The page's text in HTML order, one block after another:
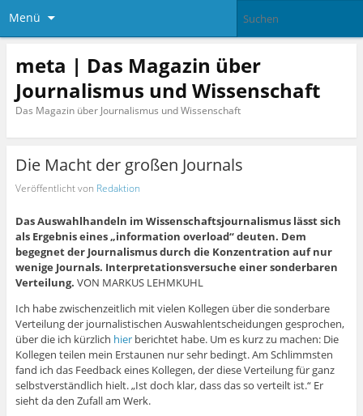
Menü
meta | Das Magazin über
Journalismus und Wissenschaft
Das Magazin über Journalismus und Wissenschaft
Die Macht der großen Journals
Veröffentlicht von Redaktion
Das Auswahlhandeln im Wissenschaftsjournalismus lässt sich
als Ergebnis eines „information overload“ deuten. Dem
begegnet der Journalismus durch die Konzentration auf nur
wenige Journals. Interpretationsversuche einer sonderbaren
Verteilung. VON MARKUS LEHMKUHL
Ich habe zwischenzeitlich mit vielen Kollegen über die sonderbare
Verteilung der journalistischen Auswahlentscheidungen gesprochen,
über die ich kürzlich hierberichtet habe. Um es kurz zu machen: Die
Kollegen teilen mein Erstaunen nur sehr bedingt. Am Schlimmsten
fand ich das Feedback eines Kollegen, der diese Verteilung für ganz
selbstverständlich hielt. „Ist doch klar, dass das so verteilt ist.“ Er
sieht da den Zufall am Werk.